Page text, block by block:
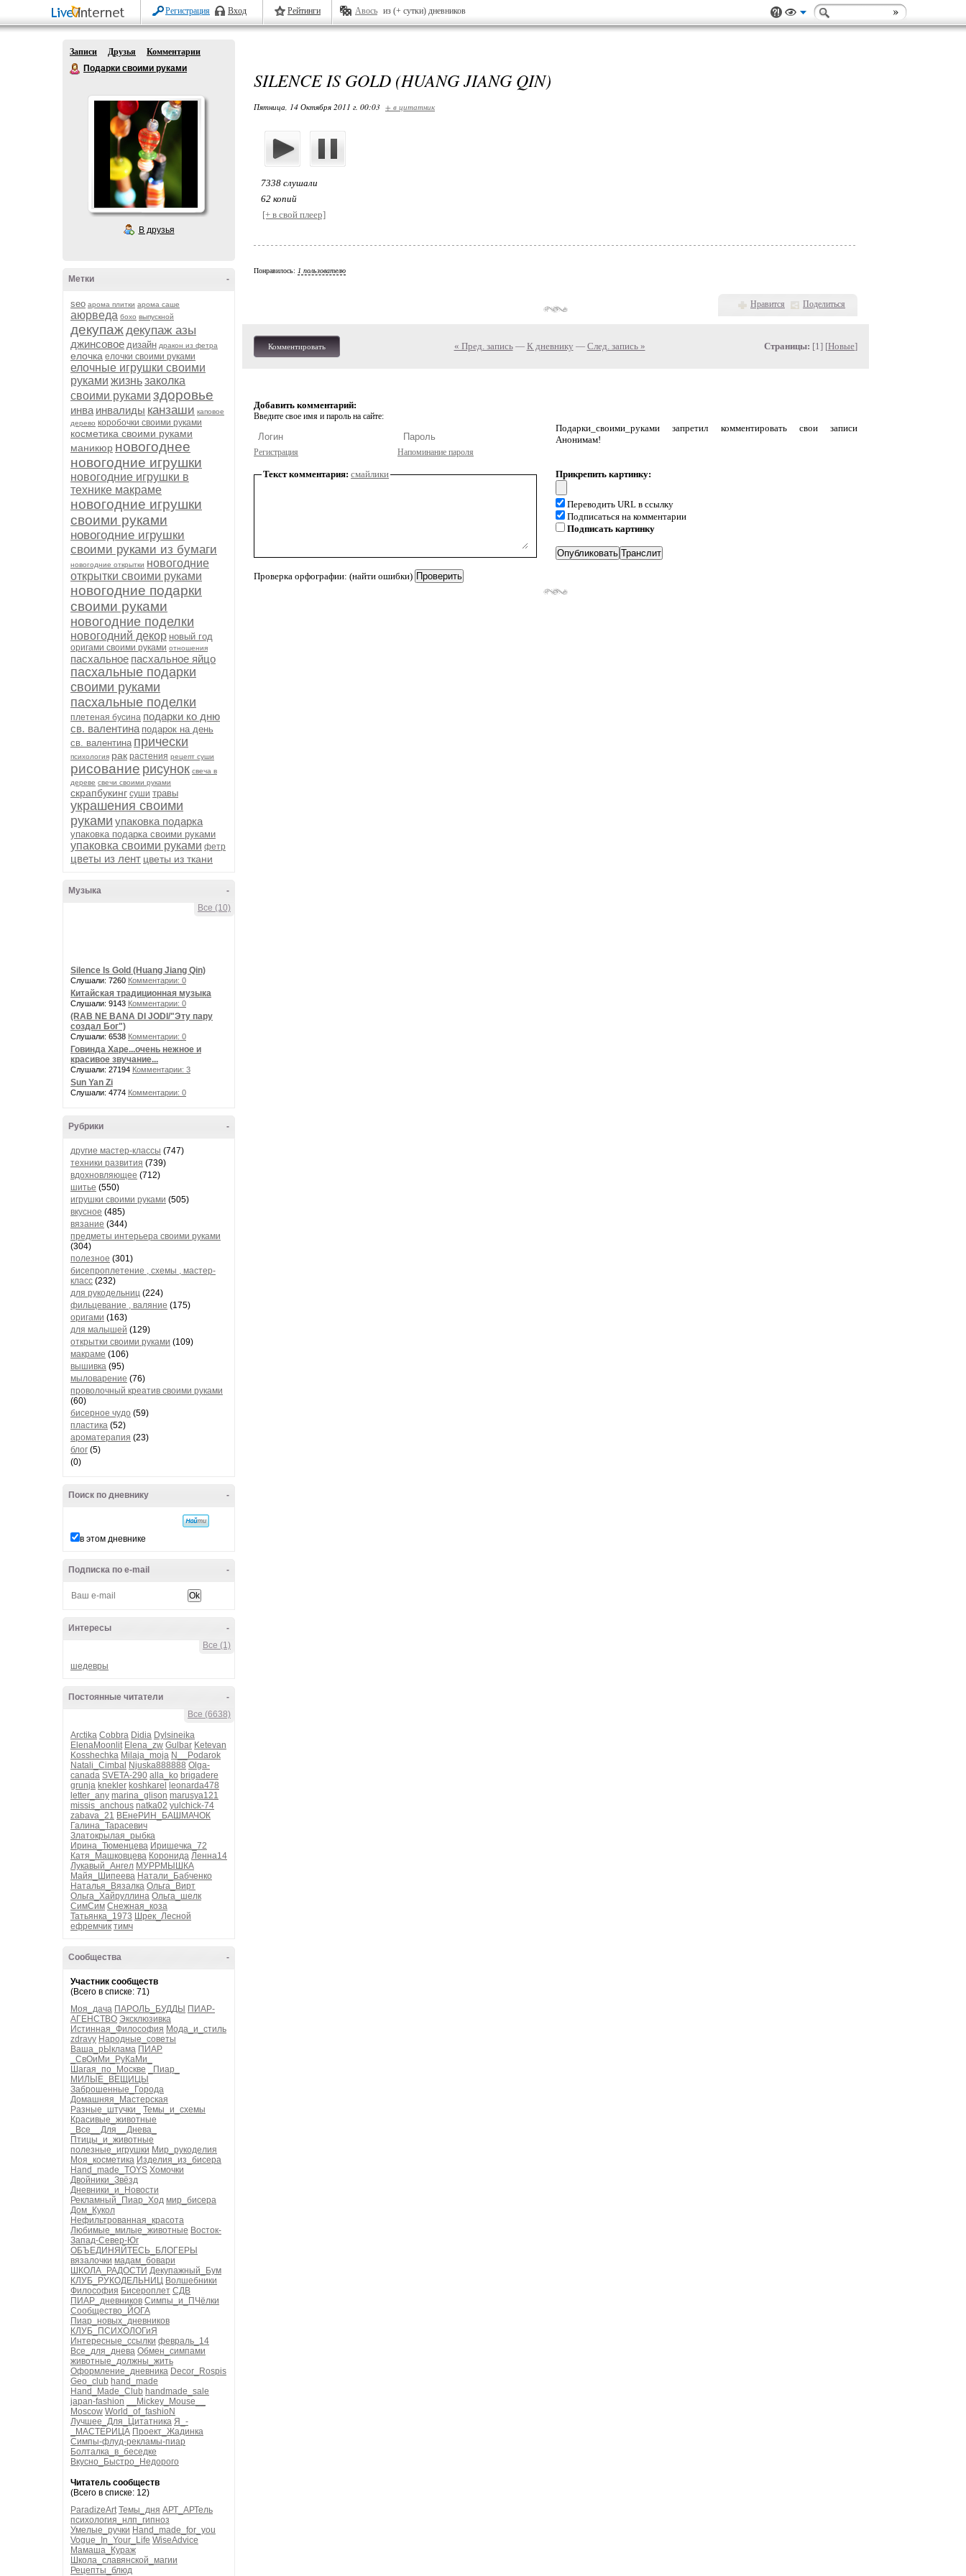
Регистрация Вход Рейтинги Авось из (+ сутки) дневников
Записи Друзья
Комментарии
Подарки своими руками
В друзья
-
Метки
seo арома плитки арома саше
аюрведа бохо выпускной
декупаждекупаж азы
джинсовое дизайн дракон из фетра
елочка елочки своими руками
елочные игрушки своими
руками жизньзаколка
своими руками здоровье
инва инвалиды канзаши каповое
дерево коробочки своими руками
косметика своими руками
маникюр новогоднее
новогодние игрушки
новогодние игрушки в
технике макраме
новогодние игрушки
своими руками
новогодние игрушки
своими руками из бумаги
новогодние открытки новогодние
открытки своими руками
новогодние подарки
своими руками
новогодние поделки
новогодний декор новый год
оригами своими руками отношения
пасхальное пасхальное яйцо
пасхальные подарки
своими руками
пасхальные поделки
плетеная бусина подарки ко дню
св. валентина подарок на день
св. валентина прически
психология рак растения рецепт суши
рисование рисунок свеча в
дереве свечи своими руками
скрапбукинг суши травы
украшения своими
руками упаковка подарка
упаковка подарка своими руками
упаковка своими руками фетр
цветы из лент цветы из ткани
-
Музыка
Все (10)
Silence Is Gold (Huang Jiang Qin)
Слушали: 7260 Комментарии: 0
Китайская традиционная музыка
Слушали: 9143 Комментарии: 0
(RAB NE BANA DI JODI/"Эту пару
создал Бог")
Слушали: 6538 Комментарии: 0
Говинда Харе...очень нежное и
красивое звучание...
Слушали: 27194 Комментарии: 3
Sun Yan Zi
Слушали: 4774 Комментарии: 0
-
Рубрики
другие мастер-классы (747)
техники развития (739)
вдохновляющее (712)
шитье (550)
игрушки своими руками (505)
вкусное (485)
вязание (344)
предметы интерьера своими руками
(304)
полезное (301)
бисепроплетение , схемы , мастер-
класс (232)
для рукодельниц (224)
фильцевание , валяние (175)
оригами (163)
для малышей (129)
открытки своими руками (109)
макраме (106)
вышивка (95)
мыловарение (76)
проволочный креатив своими руками
(60)
бисерное чудо (59)
пластика (52)
ароматерапия (23)
блог (5)
(0)
-
Поиск по дневнику
в этом дневнике
-
Подписка по e-mail
-
Интересы
Все (1)
шедевры
-
Постоянные читатели
Все (6638)
Arctika Cobbra Didia Dylsineika
ElenaMoonlit Elena_zw Gulbar Ketevan
Kosshechka Milaja_moja N__Podarok
Natali_Cimbal Njuska888888 Olga-
canada SVETA-290 alla_ko brigadere
grunja knekler koshkarel
leonarda478
letter_any marina_glison marusya121
missis_anchous natka02 yulchick-74
zabava_21 ВЕнеРИН_БАШМАЧОК
Галина_Тарасевич
Златокрылая_рыбка
Ирина_Тюменцева Иришечка_72
Катя_Машковцева Коронида Ленна14
Лукавый_Ангел МУРРМЫШКА
Майя_Шипеева Натали_Бабченко
Наталья_Вязалка Ольга_Вирт
Ольга_Хайруллина Ольга_шелк
СимСим Снежная_коза
Татьянка_1973 Шрек_Лесной
ефремчик тимч
-
Сообщества
Участник сообществ
(Всего в списке: 71)
Моя_дача ПАРОЛЬ_БУДДЫ ПИАР-
АГЕНСТВО Эксклюзивка
Истинная_Философия Мода_и_стиль
zdravy Народные_советы
Ваша_рЫклама ПИАР
_СвОиМи_РуКаМи_
Шагая_по_Москве
_Пиар_
МИЛЫЕ_ВЕЩИЦЫ
Заброшенные_Города
Домашняя_Мастерская
Разные_штучки_
Темы_и_схемы
Красивые_животные
_Все__Для__Днева_
Птицы_и_животные
полезные_игрушки Мир_рукоделия
Моя_косметика Изделия_из_бисера
Hand_made_TOYS Хомочки
Двойники_Звёзд
Дневники_и_Новости
Рекламный_Пиар_Ход мир_бисера
Дом_Кукол
Нефильтрованная_красота
Любимые_милые_животные Восток-
Запад-Север-Юг
ОБЪЕДИНЯЙТЕСЬ_БЛОГЕРЫ
вязалочки мадам_бовари
ШКОЛА_РАДОСТИ Декупажный_Бум
КЛУБ_РУКОДЕЛЬНИЦ Волшебники
Философия Бисероплет СДВ
ПИАР_дневников Симпы_и_ПЧёлки
Сообщество_ЙОГА
Пиар_новых_дневников
КЛУБ_ПСИХОЛОГиЯ
Интересные_ссылки февраль_14
Все_для_днева Обмен_симпами
животные_должны_жить
Оформление_дневника Decor_Rospis
Geo_club hand_made
Hand_Made_Club handmade_sale
japan-fashion
__Mickey_Mouse__
Moscow World_of_fashioN
Лучшее_Для_Цитатника Я_-
_МАСТЕРИЦА Проект_Жадинка
Симпы-флуд-рекламы-пиар
Болталка_в_беседке
Вкусно_Быстро_Недорого
Читатель сообществ
(Всего в списке: 12)
ParadizeArt Темы_дня АРТ_АРТель
психология_нлп_гипноз
Умелые_ручки Hand_made_for_you
Vogue_In_Your_Life WiseAdvice
Мамаша_Кураж
Школа_славянской_магии
Рецепты_блюд
SILENCE IS GOLD (HUANG JIANG QIN)
Пятница, 14 Октября 2011 г. 00:03 + в цитатник
7338 слушали
62 копий
[+ в свой плеер]
Понравилось: 1 пользователю
Нравится Поделиться
Комментировать « Пред. запись— К дневнику — След. запись » Страницы: [1] [Новые]
Добавить комментарий:
Введите свое имя и пароль на сайте:
Регистрация Напоминание пароля
Подарки_своими_руками запретил комментировать свои записи
Анонимам!
Текст комментария: смайлики
Проверка орфографии: (найти ошибки)
Прикрепить картинку:
Переводить URL в ссылку
Подписаться на комментарии
Подписать картинку